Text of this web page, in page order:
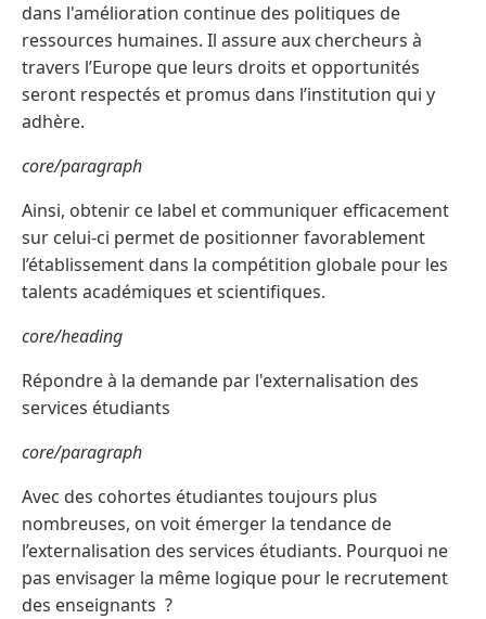
dans l'amélioration continue des politiques de
ressources humaines. Il assure aux chercheurs à
travers l’Europe que leurs droits et opportunités
seront respectés et promus dans l’institution qui y
adhère.
core/paragraph
Ainsi, obtenir ce label et communiquer efficacement
sur celui-ci permet de positionner favorablement
l’établissement dans la compétition globale pour les
talents académiques et scientifiques.
core/heading
Répondre à la demande par l'externalisation des
services étudiants
core/paragraph
Avec des cohortes étudiantes toujours plus
nombreuses, on voit émerger la tendance de
l’externalisation des services étudiants. Pourquoi ne
pas envisager la même logique pour le recrutement
des enseignants ?